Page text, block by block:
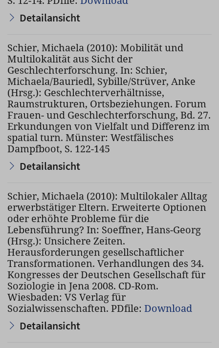
Detailansicht
Schier, Michaela (2010): Mobilität und
Multilokalität aus Sicht der
Geschlechterforschung. In: Schier,
Michaela/Bauriedl, Sybille/Strüver, Anke
(Hrsg.): Geschlechterverhältnisse,
Raumstrukturen, Ortsbeziehungen. Forum
Frauen- und Geschlechterforschung, Bd. 27.
Erkundungen von Vielfalt und Differenz im
spatial turn. Münster: Westfälisches
Dampfboot, S. 122-145
Detailansicht
Schier, Michaela (2010): Multilokaler Alltag
erwerbstätiger Eltern. Erweiterte Optionen
oder erhöhte Probleme für die
Lebensführung? In: Soeffner, Hans-Georg
(Hrsg.): Unsichere Zeiten.
Herausforderungen gesellschaftlicher
Transformationen. Verhandlungen des 34.
Kongresses der Deutschen Gesellschaft für
Soziologie in Jena 2008. CD-Rom.
Wiesbaden: VS Verlag für
Sozialwissenschaften. PDfile: Download
Detailansicht